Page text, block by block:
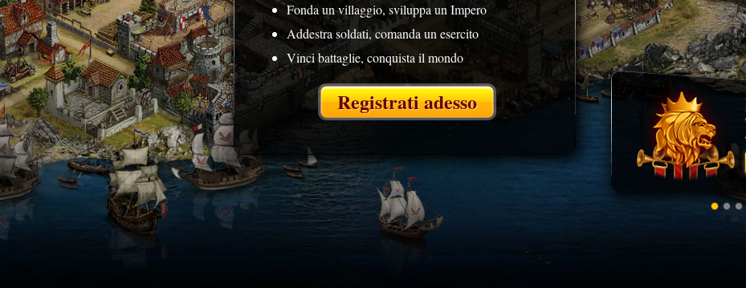
Fonda un villaggio, sviluppa un Impero
Addestra soldati, comanda un esercito
Vinci battaglie, conquista il mondo
Registrati adesso